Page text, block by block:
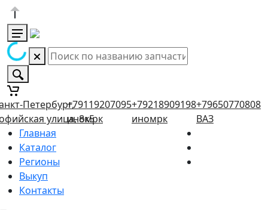
Петербург,
улица, 8к5
+79119207095
иномрк
+79218909198
иномрк
+79650770808
ВАЗ
Главная
Каталог
Регионы
Выкуп
Контакты